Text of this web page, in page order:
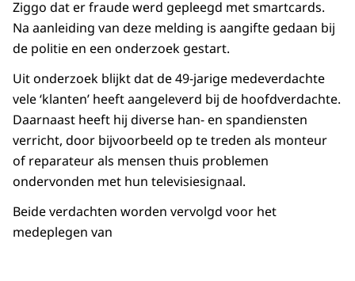
Ziggo dat er fraude werd gepleegd met smartcards.
Na aanleiding van deze melding is aangifte gedaan bij
de politie en een onderzoek gestart.
Uit onderzoek blijkt dat de 49-jarige medeverdachte
vele ‘klanten’ heeft aangeleverd bij de hoofdverdachte.
Daarnaast heeft hij diverse han- en spandiensten
verricht, door bijvoorbeeld op te treden als monteur
of reparateur als mensen thuis problemen
ondervonden met hun televisiesignaal.
Beide verdachten worden vervolgd voor het
medeplegen van